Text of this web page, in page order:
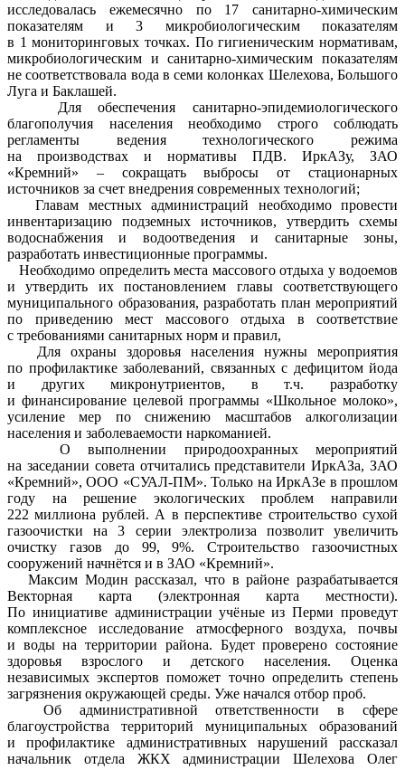
исследовалась ежемесячно по 17 санитарно-химическим
показателям и 3 микробиологическим показателям
в 1 мониторинговых точках. По гигиеническим нормативам,
микробиологическим и санитарно-химическим показателям
не соответствовала вода в семи колонках Шелехова, Большого
Луга и Баклашей.
Для обеспечения санитарно-эпидемиологического
благополучия населения необходимо строго соблюдать
регламенты ведения технологического режима
на производствах и нормативы ПДВ. ИркАЗу, ЗАО
«Кремний» – сокращать выбросы от стационарных
источников за счет внедрения современных технологий;
Главам местных администраций необходимо провести
инвентаризацию подземных источников, утвердить схемы
водоснабжения и водоотведения и санитарные зоны,
разработать инвестиционные программы.
Необходимо определить места массового отдыха у водоемов
и утвердить их постановлением главы соответствующего
муниципального образования, разработать план мероприятий
по приведению мест массового отдыха в соответствие
с требованиями санитарных норм и правил,
Для охраны здоровья населения нужны мероприятия
по профилактике заболеваний, связанных с дефицитом йода
и других микронутриентов, в т.ч. разработку
и финансирование целевой программы «Школьное молоко»,
усиление мер по снижению масштабов алкоголизации
населения и заболеваемости наркоманией.
О выполнении природоохранных мероприятий
на заседании совета отчитались представители ИркАЗа, ЗАО
«Кремний», ООО «СУАЛ-ПМ». Только на ИркАЗе в прошлом
году на решение экологических проблем направили
222 миллиона рублей. А в перспективе строительство сухой
газоочистки на 3 серии электролиза позволит увеличить
очистку газов до 99, 9%. Строительство газоочистных
сооружений начнётся и в ЗАО «Кремний».
Максим Модин рассказал, что в районе разрабатывается
Векторная карта (электронная карта местности).
По инициативе администрации учёные из Перми проведут
комплексное исследование атмосферного воздуха, почвы
и воды на территории района. Будет проверено состояние
здоровья взрослого и детского населения. Оценка
независимых экспертов поможет точно определить степень
загрязнения окружающей среды. Уже начался отбор проб.
Об административной ответственности в сфере
благоустройства территорий муниципальных образований
и профилактике административных нарушений рассказал
начальник отдела ЖКХ администрации Шелехова Олег